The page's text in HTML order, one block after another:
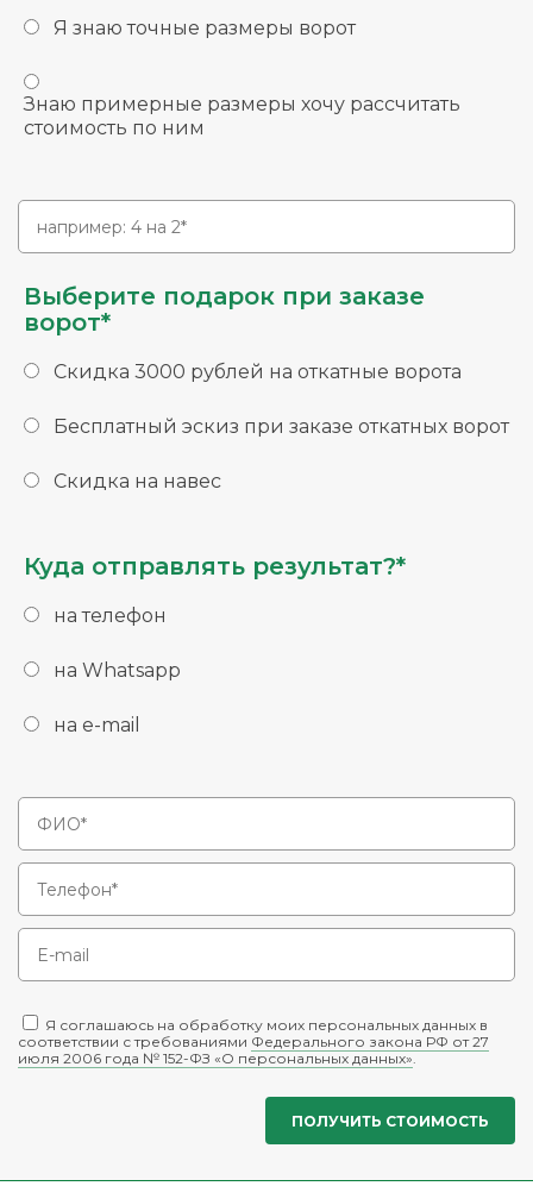
Я знаю точные размеры ворот
Знаю примерные размеры хочу рассчитать
стоимость по ним
Выберите подарок при заказе
ворот*
Скидка 3000 рублей на откатные ворота
Бесплатный эскиз при заказе откатных ворот
Скидка на навес
Куда отправлять результат?*
на телефон
на Whatsapp
на e-mail
Я соглашаюсь на обработку моих персональных данных в
соответствии с требованиями Федерального закона РФ от 27
июля 2006 года № 152-ФЗ «О персональных данных».